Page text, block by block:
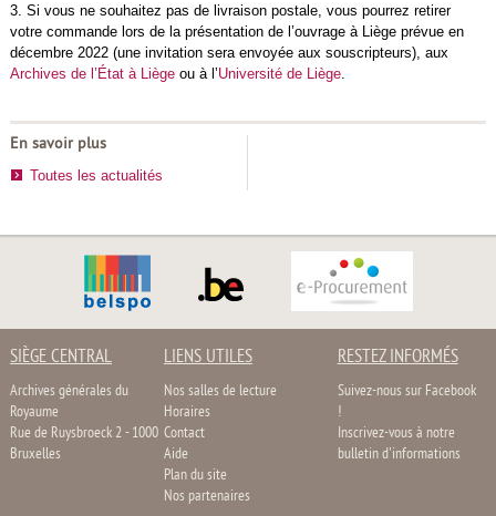
3. Si vous ne souhaitez pas de livraison postale, vous pourrez retirer
votre commande lors de la présentation de l’ouvrage à Liège prévue en
décembre 2022 (une invitation sera envoyée aux souscripteurs), aux
Archives de l’État à Liègeou à l’Université de Liège.
En savoir plus
Toutes les actualités
SIÈGE CENTRAL
Archives générales du
Royaume
Rue de Ruysbroeck 2 - 1000
Bruxelles
LIENS UTILES
Nos salles de lecture
Horaires
Contact
Aide
Plan du site
Nos partenaires
RESTEZ INFORMÉS
Suivez-nous sur Facebook
!
Inscrivez-vous à notre
bulletin d'informations